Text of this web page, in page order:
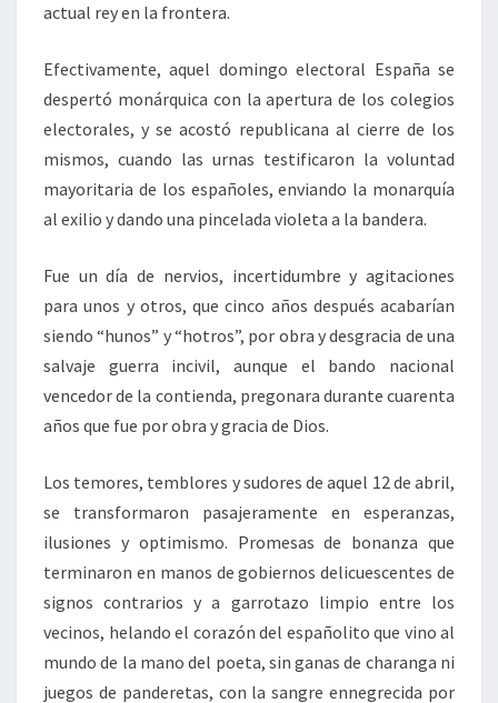
actual rey en la frontera.
Efectivamente, aquel domingo electoral España se
despertó monárquica con la apertura de los colegios
electorales, y se acostó republicana al cierre de los
mismos, cuando las urnas testificaron la voluntad
mayoritaria de los españoles, enviando la monarquía
al exilio y dando una pincelada violeta a la bandera.
Fue un día de nervios, incertidumbre y agitaciones
para unos y otros, que cinco años después acabarían
siendo “hunos” y “hotros”, por obra y desgracia de una
salvaje guerra incivil, aunque el bando nacional
vencedor de la contienda, pregonara durante cuarenta
años que fue por obra y gracia de Dios.
Los temores, temblores y sudores de aquel 12 de abril,
se transformaron pasajeramente en esperanzas,
ilusiones y optimismo. Promesas de bonanza que
terminaron en manos de gobiernos delicuescentes de
signos contrarios y a garrotazo limpio entre los
vecinos, helando el corazón del españolito que vino al
mundo de la mano del poeta, sin ganas de charanga ni
juegos de panderetas, con la sangre ennegrecida por